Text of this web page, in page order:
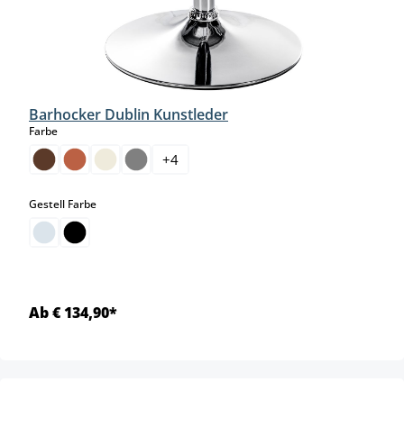
Barhocker Dublin Kunstleder
Farbeauswählen
+4
Gestell Farbeauswählen
Ab € 134,90*